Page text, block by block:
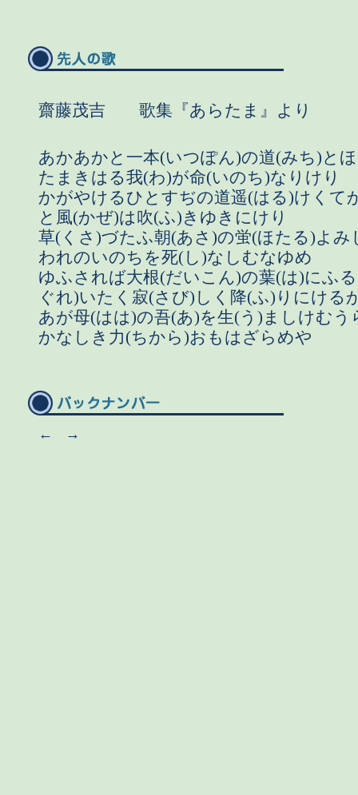
齋藤茂吉 歌集『あらたま』より
あかあかと一本(いつぽん)の道(みち)と
たまきはる我(わ)が命(いのち)なりけり
かがやけるひとすぢの道遥(はる)けくて
と風(かぜ)は吹(ふ)きゆきにけり
草(くさ)づたふ朝(あさ)の蛍(ほたる)よみ
われのいのちを死(し)なしむなゆめ
ゆふされば大根(だいこん)の葉(は)にふ
ぐれ)いたく寂(さび)しく降(ふ)りにける
あが母(はは)の吾(あ)を生(う)ましけむう
かなしき力(ちから)おもはざらめや
← →